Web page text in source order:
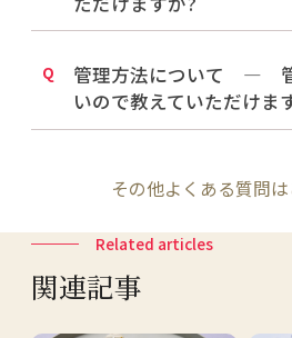
管理方法について ―
いので教えていただけま
その他よくある質問は
Related articles
関連記事